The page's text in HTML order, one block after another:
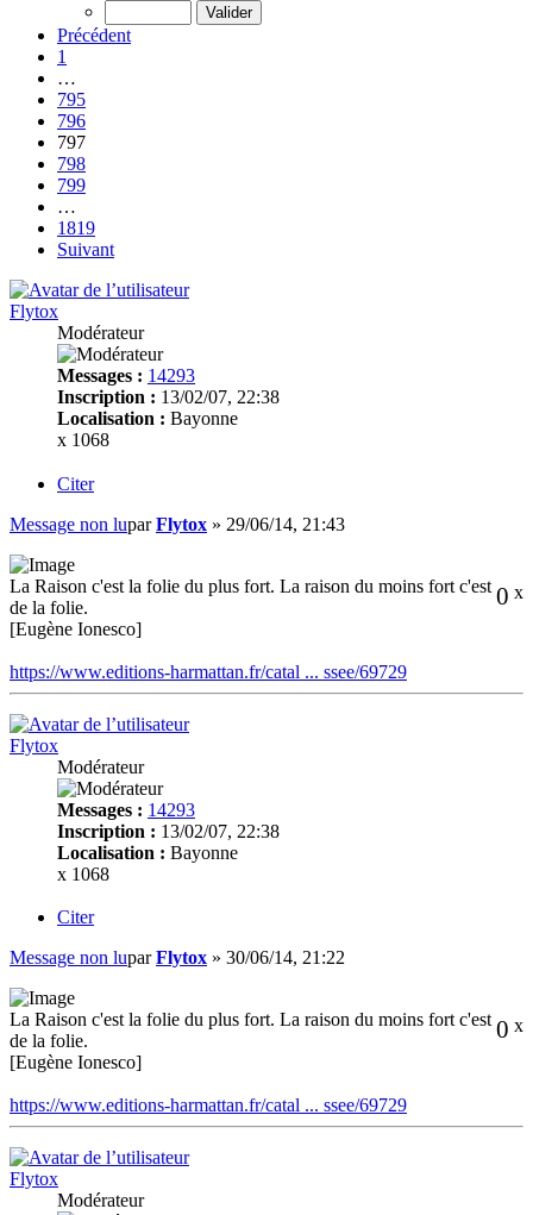
Précédent
1
…
795
796
797
798
799
…
1819
Suivant
Flytox
Modérateur
Messages : 14293
Inscription : 13/02/07, 22:38
Localisation : Bayonne
x 1068
Citer
Message non luparFlytox » 29/06/14, 21:43
0 x
La Raison c'est la folie du plus fort. La raison du moins fort c'est
de la folie.
[Eugène Ionesco]
https://www.editions-harmattan.fr/catal ... ssee/69729
Flytox
Modérateur
Messages : 14293
Inscription : 13/02/07, 22:38
Localisation : Bayonne
x 1068
Citer
Message non luparFlytox » 30/06/14, 21:22
0 x
La Raison c'est la folie du plus fort. La raison du moins fort c'est
de la folie.
[Eugène Ionesco]
https://www.editions-harmattan.fr/catal ... ssee/69729
Flytox
Modérateur